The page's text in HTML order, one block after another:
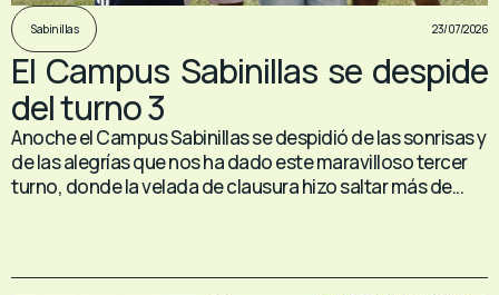
Sabinillas 23/07/2026
El Campus Sabinillas se despide
del turno 3
Anoche el Campus Sabinillas se despidió de las sonrisas y
de las alegrías que nos ha dado este maravilloso tercer
turno, donde la velada de clausura hizo saltar más de...